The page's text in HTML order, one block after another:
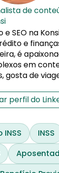
de
SEO na
e
é
em
gosta de
perfil do
INSS